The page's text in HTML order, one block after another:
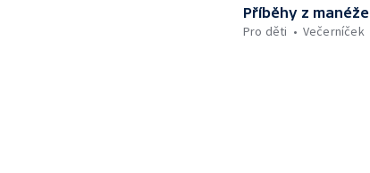
Příběhy z manéže
Pro děti
Večerníček